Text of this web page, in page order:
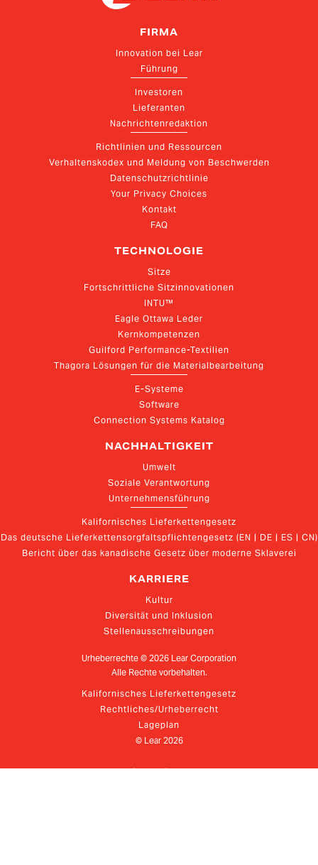
FIRMA
Innovation bei Lear
Führung
Investoren
Lieferanten
Nachrichtenredaktion
Richtlinien und Ressourcen
Verhaltenskodex und Meldung von Beschwerden
Datenschutzrichtlinie
Your Privacy Choices
Kontakt
FAQ
TECHNOLOGIE
Sitze
Fortschrittliche Sitzinnovationen
INTU™
Eagle Ottawa Leder
Kernkompetenzen
Guilford Performance-Textilien
Thagora Lösungen für die Materialbearbeitung
E-Systeme
Software
Connection Systems Katalog
NACHHALTIGKEIT
Umwelt
Soziale Verantwortung
Unternehmensführung
Kalifornisches Lieferkettengesetz
Das deutsche Lieferkettensorgfaltspflichtengesetz (EN | DE | ES | CN)
Bericht über das kanadische Gesetz über moderne Sklaverei
KARRIERE
Kultur
Diversität und Inklusion
Stellenausschreibungen
Urheberrechte © 2026 Lear Corporation
Alle Rechte vorbehalten.
Kalifornisches Lieferkettengesetz
Rechtliches/Urheberrecht
Lageplan
© Lear 2026
SPRACHE